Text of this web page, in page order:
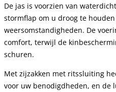
De jas is voorzien van
stormflap om u droog te
weersomstandigheden. De
comfort, terwijl de
schuren.
Met zijzakken met ritssluiting
voor uw benodigdheden, en de